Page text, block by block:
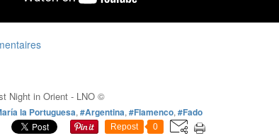
Night in Orient - LNO ©
la Portuguesa, #Argentina, #Flamenco, #Fado
Repost 0